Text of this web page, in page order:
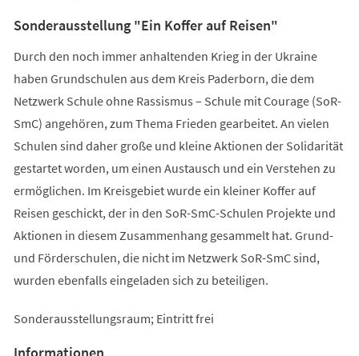
Sonderausstellung "Ein Koffer auf Reisen"
Durch den noch immer anhaltenden Krieg in der Ukraine
haben Grundschulen aus dem Kreis Paderborn, die dem
Netzwerk Schule ohne Rassismus – Schule mit Courage (SoR-
SmC) angehören, zum Thema Frieden gearbeitet. An vielen
Schulen sind daher große und kleine Aktionen der Solidarität
gestartet worden, um einen Austausch und ein Verstehen zu
ermöglichen. Im Kreisgebiet wurde ein kleiner Koffer auf
Reisen geschickt, der in den SoR-SmC-Schulen Projekte und
Aktionen in diesem Zusammenhang gesammelt hat. Grund-
und Förderschulen, die nicht im Netzwerk SoR-SmC sind,
wurden ebenfalls eingeladen sich zu beteiligen.
Sonderausstellungsraum; Eintritt frei
Informationen